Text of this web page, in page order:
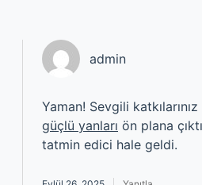
admin
Yaman! Sevgili
güçlü yanları ön plana
tatmin edici hale geldi.